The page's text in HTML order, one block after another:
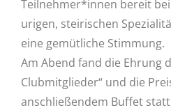
Teilnehmer*innen bereit
urigen, steirischen
eine gemütliche Stimmung.
Am Abend fand die Ehrung
Clubmitglieder“ und die
anschließendem Buffet